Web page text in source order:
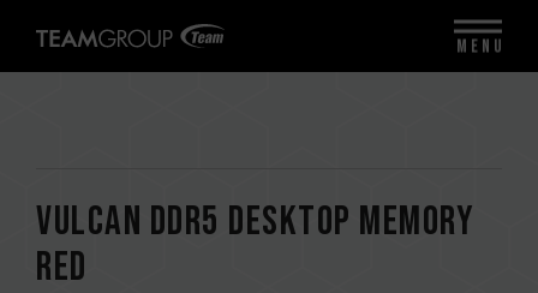
VULCAN DDR5 DESKTOP MEMORY
RED
MENU